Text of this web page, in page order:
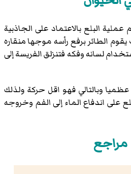
البلع بالاعتماد على الجاذبية
الطائر برفع رأسه موجها منقاره
لسانه وفكه فتنزلق الفريسة إلى
وبالتالي فهو اقل حركة ولذلك
على اندفاع الماء إلى الفم وخروجه
مراجع